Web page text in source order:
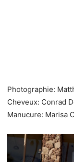
Photographie:
Cheveux: Conrad
Manucure: Marisa